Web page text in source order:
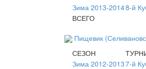
Зима 2013-20148-й
ВСЕГО
Пищевик
СЕЗОН
Зима 2012-20137-й